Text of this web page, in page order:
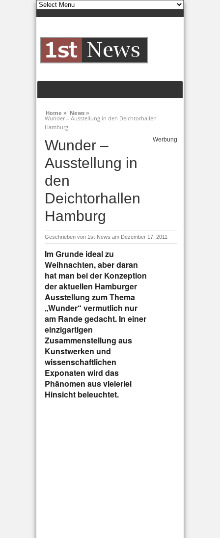
Home » News »
Wunder – Ausstellung in den Deichtorhallen
Hamburg
Wunder –
Ausstellung in
den
Deichtorhallen
Hamburg
Werbung
Geschrieben von 1st-News am Dezember 17, 2011
Im Grunde ideal zu
Weihnachten, aber daran
hat man bei der Konzeption
der aktuellen Hamburger
Ausstellung zum Thema
„Wunder“ vermutlich nur
am Rande gedacht. In einer
einzigartigen
Zusammenstellung aus
Kunstwerken und
wissenschaftlichen
Exponaten wird das
Phänomen aus vielerlei
Hinsicht beleuchtet.